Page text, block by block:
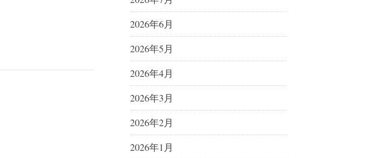
2026年6月
2026年5月
2026年4月
2026年3月
2026年2月
2026年1月